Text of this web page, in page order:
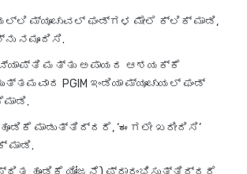
ಮ್ಯೂಚುವಲ್ ಫಂಡ್‌ಗಳ ಮೇಲೆ ಕ್ಲಿಕ್ ಮಾಡಿ,
ನಮೂದಿಸಿ.
ಮತ್ತು ಅಪಾಯದ ಆಶಯಕ್ಕೆ
PGIM ಇಂಡಿಯಾ ಮ್ಯೂಚುಯಲ್ ಫಂಡ್
ಹೂಡಿಕೆ ಮಾಡುತ್ತಿದ್ದರೆ, ‘ಈಗಲೇ ಖರೀದಿಸಿ’
ಮಾಡಿ.